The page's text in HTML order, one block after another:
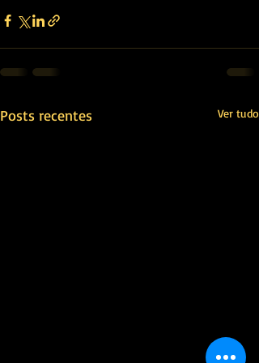
Posts recentes Ver tudo